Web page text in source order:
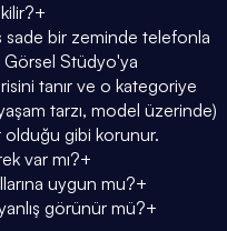
+
sade bir zeminde telefonla
Stüdyo'ya
tanır ve o kategoriye
tarzı, model üzerinde)
olduğu gibi korunur.
var mı?+
uygun mu?+
görünür mü?+